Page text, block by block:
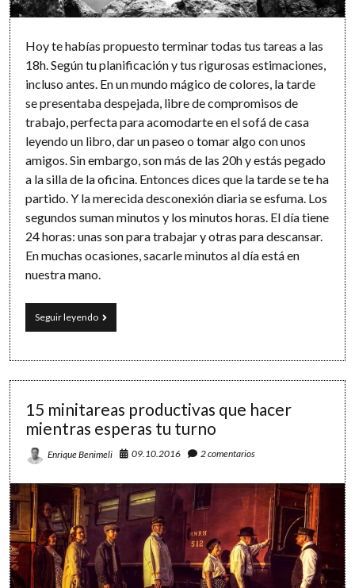
Hoy te habías propuesto terminar todas tus tareas a las
18h. Según tu planificación y tus rigurosas estimaciones,
incluso antes. En un mundo mágico de colores, la tarde
se presentaba despejada, libre de compromisos de
trabajo, perfecta para acomodarte en el sofá de casa
leyendo un libro, dar un paseo o tomar algo con unos
amigos. Sin embargo, son más de las 20h y estás pegado
a la silla de la oficina. Entonces dices que la tarde se te ha
partido. Y la merecida desconexión diaria se esfuma. Los
segundos suman minutos y los minutos horas. El día tiene
24 horas: unas son para trabajar y otras para descansar.
En muchas ocasiones, sacarle minutos al día está en
nuestra mano.
Seguir leyendo¿Dónde
están
minutos
al
final
día?
rincones
donde
encontrarlos
atraparlos
15 minitareas productivas que hacer
mientras esperas tu turno
Enrique Benimeli 09.10.2016 2 comentarios